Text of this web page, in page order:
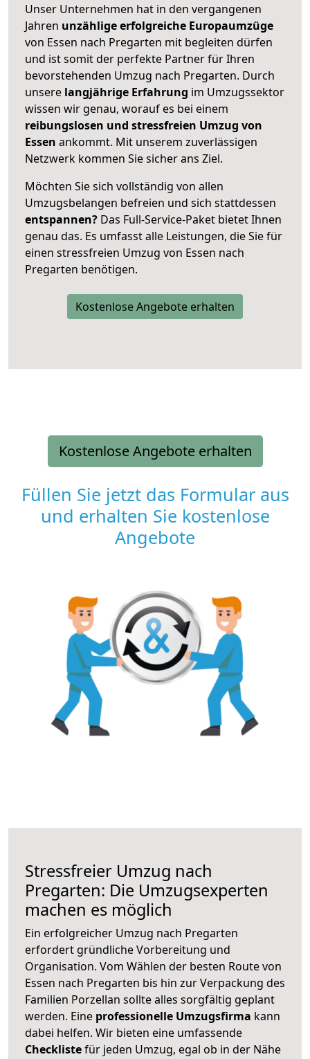
Unser Unternehmen hat in den vergangenen
Jahren unzählige erfolgreiche Europaumzüge
von Essen nach Pregarten mit begleiten dürfen
und ist somit der perfekte Partner für Ihren
bevorstehenden Umzug nach Pregarten. Durch
unsere langjährige Erfahrung im Umzugssektor
wissen wir genau, worauf es bei einem
reibungslosen und stressfreien Umzug von
Essen ankommt. Mit unserem zuverlässigen
Netzwerk kommen Sie sicher ans Ziel.
Möchten Sie sich vollständig von allen
Umzugsbelangen befreien und sich stattdessen
entspannen? Das Full-Service-Paket bietet Ihnen
genau das. Es umfasst alle Leistungen, die Sie für
einen stressfreien Umzug von Essen nach
Pregarten benötigen.
Kostenlose Angebote erhalten
Kostenlose Angebote erhalten
Füllen Sie jetzt das Formular aus
und erhalten Sie kostenlose
Angebote
Stressfreier Umzug nach
Pregarten: Die Umzugsexperten
machen es möglich
Ein erfolgreicher Umzug nach Pregarten
erfordert gründliche Vorbereitung und
Organisation. Vom Wählen der besten Route von
Essen nach Pregarten bis hin zur Verpackung des
Familien Porzellan sollte alles sorgfältig geplant
werden. Eine professionelle Umzugsfirma kann
dabei helfen. Wir bieten eine umfassende
Checklistefür jeden Umzug, egal ob in der Nähe